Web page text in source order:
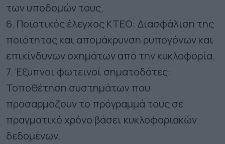
των υποδομών τους.
6. Ποιοτικός έλεγχος ΚΤΕΟ: Διασφάλιση της
ποιότητας και απομάκρυνση ρυπογόνων και
επικίνδυνων οχημάτων από την κυκλοφορία.
7. Έξυπνοι φωτεινοί σηματοδότες:
Τοποθέτηση συστημάτων που
προσαρμόζουν το πρόγραμμά τους σε
πραγματικό χρόνο βάσει κυκλοφοριακών
δεδομένων.